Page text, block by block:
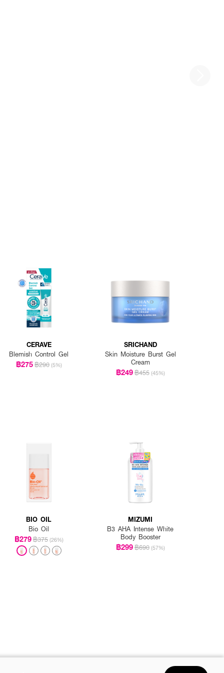
CERAVE
Blemish Control Gel
฿275฿290 (5%)
SRICHAND
Skin Moisture Burst Gel
Cream
฿249฿455 (45%)
BIO OIL
Bio Oil
฿279฿375 (26%)
MIZUMI
B3 AHA Intense White
Body Booster
฿299฿690 (57%)